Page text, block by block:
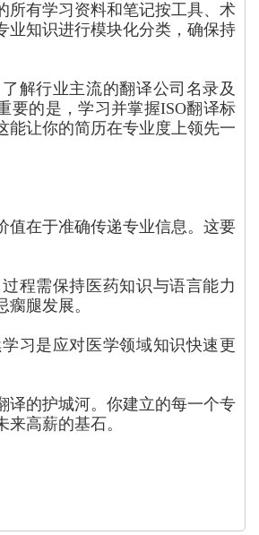
所有学习资料和笔记按工具、术
业知识进行模块化分类，确保持
解行业主流的翻译公司名录及
要的是，学习并掌握ISO翻译标
能让你的简历在专业度上领先一
值在于准确传递专业信息。这要
程需保持医药知识与语言能力
瘸腿发展。
习是应对医学领域知识快速更
译的护城河。你建立的每一个专
来高薪的基石。